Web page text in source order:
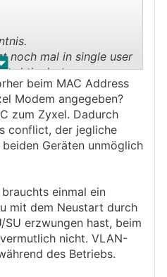
.
noch mal in single user
klappts
hat´s vorher keinen
es gesetzt oder nicht
beim MAC Address
Modem angegeben?
zum Zyxel. Dadurch
conflict, der jegliche
Geräten unmöglich
einmal ein
mit dem Neustart durch
SU erzwungen hast, beim
nicht. VLAN-
des Betriebs.